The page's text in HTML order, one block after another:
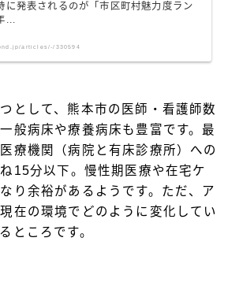
に発表されるのが「市区町村魅力度ラン
...
articles/-/330594
として、熊本市の医師・看護師数
般病床や療養病床も豊富です。最
療機関（病院と有床診療所）への
15分以下。慢性期医療や在宅ケ
り余裕があるようです。ただ、ア
在の環境でどのように変化してい
ところです。